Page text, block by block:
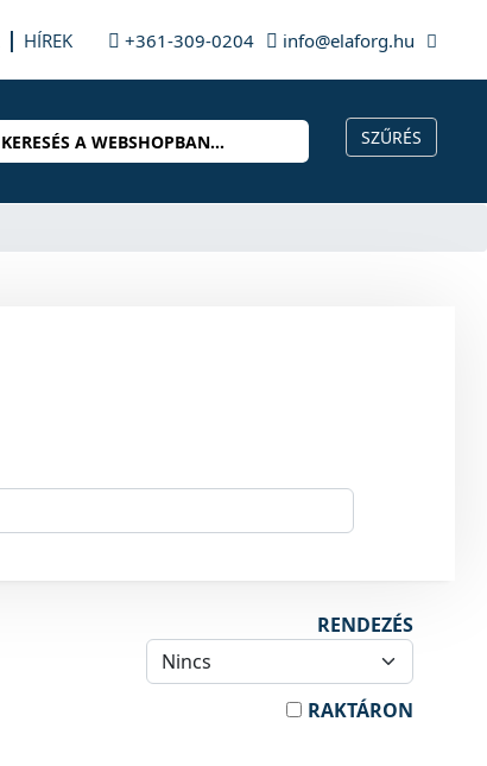
HÍREK +361-309-0204 info@elaforg.hu
RENDEZÉS
RAKTÁRON